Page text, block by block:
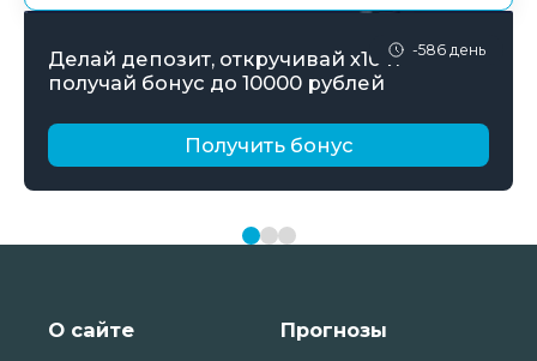
-586 день
Делай депозит, откручивай х10 и
получай бонус до 10000 рублей
Получить бонус
О сайте Прогнозы